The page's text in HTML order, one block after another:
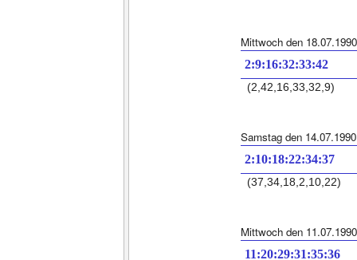
Mittwoch den 18.07.1990
2:9:16:32:33:42
(2,42,16,33,32,9)
Samstag den 14.07.1990
2:10:18:22:34:37
(37,34,18,2,10,22)
Mittwoch den 11.07.1990
11:20:29:31:35:36